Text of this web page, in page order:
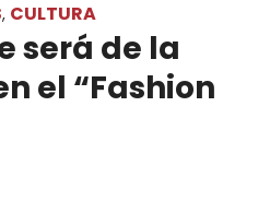
, CULTURA
será de la
el “Fashion